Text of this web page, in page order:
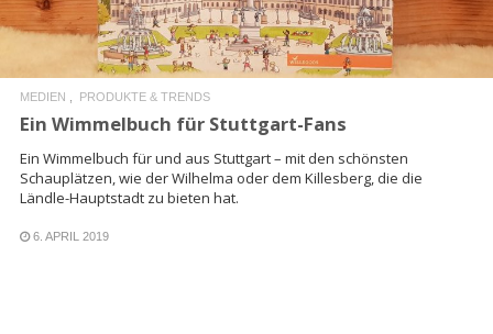
MEDIEN PRODUKTE & TRENDS
Ein Wimmelbuch für Stuttgart-Fans
Ein Wimmelbuch für und aus Stuttgart – mit den schönsten
Schauplätzen, wie der Wilhelma oder dem Killesberg, die die
Ländle-Hauptstadt zu bieten hat.
6. APRIL 2019